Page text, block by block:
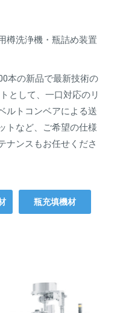
樽洗浄機・瓶詰め装置
本の新品で最新技術の
として、一口対応のリ
ルトコンベアによる送
トなど、ご希望の仕様
ナンスもお任せくださ
瓶充填機材